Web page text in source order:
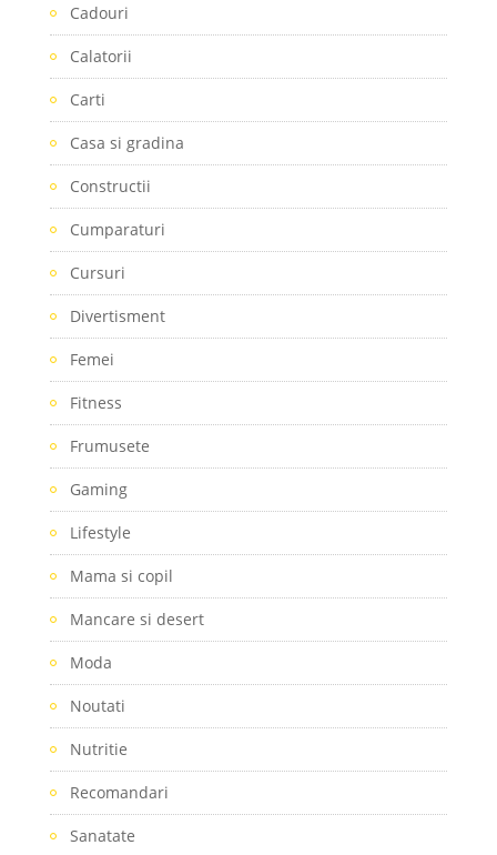
Cadouri
Calatorii
Carti
Casa si gradina
Constructii
Cumparaturi
Cursuri
Divertisment
Femei
Fitness
Frumusete
Gaming
Lifestyle
Mama si copil
Mancare si desert
Moda
Noutati
Nutritie
Recomandari
Sanatate